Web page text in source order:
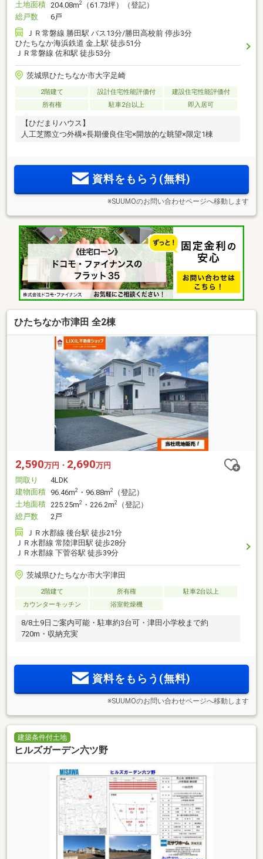
土地面積 204.08m2
（61.73坪）（登記）
総戸数
6戸
ＪＲ常磐線 勝田駅 バス13分/勝田高校前 停歩3分
ひたちなか海浜鉄道 金上駅 徒歩51分
ＪＲ常磐線 佐和駅 徒歩53分
茨城県ひたちなか市大字足崎
2階建て 設計住宅性能評価付
建設住宅性能評価付
所有権
駐車2台以上 即入居可
【ひだまりハウス】
人工芝際立つ外構×長期優良住宅×開放的な眺望×限定1棟
資料をもらう(無料)
※SUUMOのお問い合わせページへ移動します
ひたちなか市津田 全2棟
2,590万円・ 2,690万円
間取り
4LDK
建物面積 96.46m2 ・96.88m2
（登記）
土地面積 225.25m2 ・226.2m2
（登記）
総戸数
2戸
ＪＲ水郡線 後台駅 徒歩21分
ＪＲ水郡線 常陸津田駅 徒歩28分
ＪＲ水郡線 下菅谷駅 徒歩39分
茨城県ひたちなか市大字津田
2階建て 所有権
駐車2台以上
カウンターキッチン
浴室乾燥機
8/8土9日ご案内可能・駐車約3台可・津田小学校まで約
720m・収納充実
資料をもらう(無料)
※SUUMOのお問い合わせページへ移動します
建築条件付土地
ヒルズガーデン六ツ野